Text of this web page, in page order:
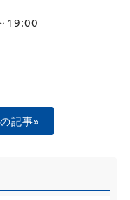
19:00
記事»